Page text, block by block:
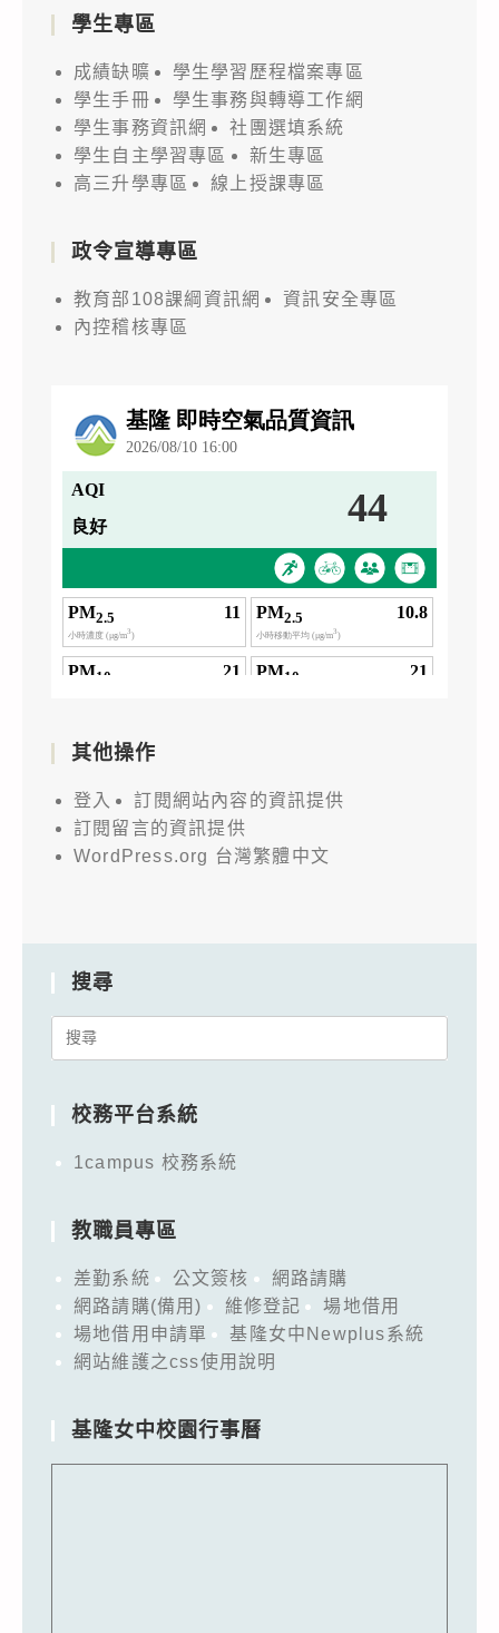
學生專區
成績缺曠
學生學習歷程檔案專區
學生手冊
學生事務與轉導工作網
學生事務資訊網
社團選填系統
學生自主學習專區
新生專區
高三升學專區
線上授課專區
政令宣導專區
教育部108課綱資訊網
資訊安全專區
內控稽核專區
其他操作
登入
訂閱網站內容的資訊提供
訂閱留言的資訊提供
WordPress.org 台灣繁體中文
搜尋
Search
校務平台系統
1campus 校務系統
教職員專區
差勤系統 公文簽核
網路請購
網路請購(備用)
維修登記
場地借用
場地借用申請單
基隆女中Newplus系統
網站維護之css使用說明
基隆女中校園行事曆